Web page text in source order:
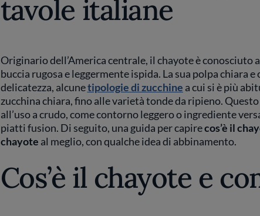
tavole italiane
Originario dell’America centrale, il chayote è conosciuto
buccia rugosa e leggermente ispida. La sua polpa chiara
delicatezza, alcunetipologie di zucchine a cui si è più
zucchina chiara, fino alle varietà tonde da ripieno.
all’uso a crudo, come contorno leggero o ingrediente
piatti fusion. Di seguito, una guida per capirecos’è il
chayote al meglio, con qualche idea di abbinamento.
Cos’è il chayote e